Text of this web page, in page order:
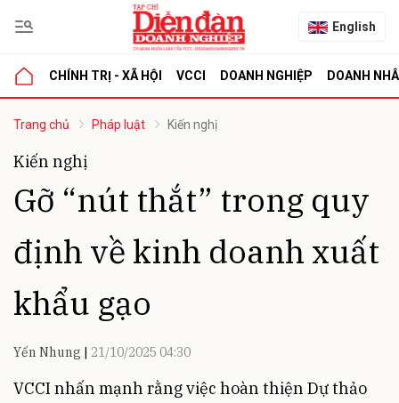
English
CHÍNH TRỊ - XÃ HỘI VCCI DOANH NGHIỆP DOANH
Trang chủ Pháp luật Kiến nghị
Kiến nghị
Gỡ “nút thắt” trong quy
định về kinh doanh xuất
khẩu gạo
Yến Nhung 21/10/2025 04:30
VCCI nhấn mạnh rằng việc hoàn thiện Dự thảo
luận